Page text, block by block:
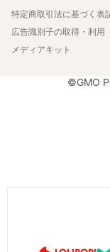
特定商取引法に基づく表
広告識別子の取得・利用
メディアキット
©GMO